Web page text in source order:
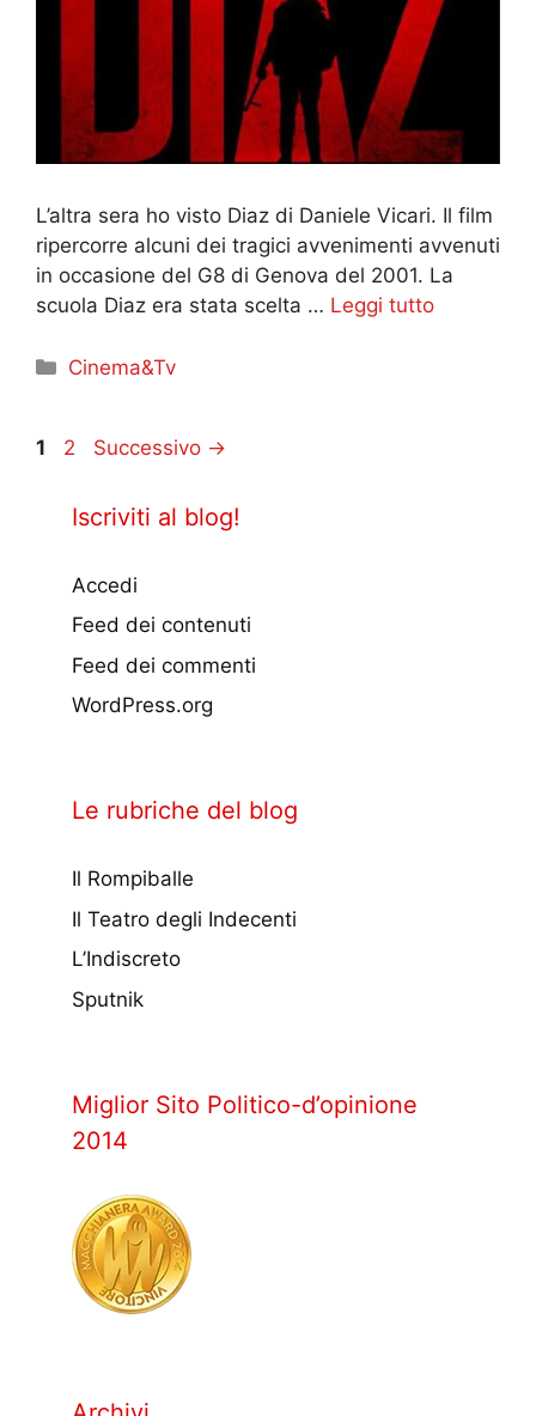
L’altra sera ho visto Diaz di Daniele Vicari. Il film
ripercorre alcuni dei tragici avvenimenti avvenuti
in occasione del G8 di Genova del 2001. La
scuola Diaz era stata scelta … Leggi tutto
Categorie
Cinema&Tv
Pagina
1 Pagina
2 Successivo →
Iscriviti al blog!
Accedi
Feed dei contenuti
Feed dei commenti
WordPress.org
Le rubriche del blog
Il Rompiballe
Il Teatro degli Indecenti
L’Indiscreto
Sputnik
Miglior Sito Politico-d’opinione
2014